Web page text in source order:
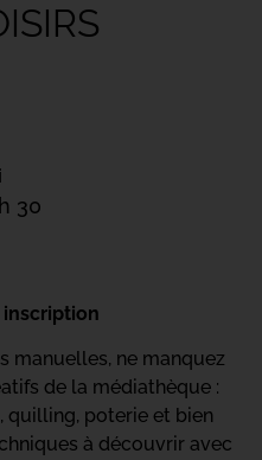
30
inscription
manuelles, ne manquez
de la médiathèque :
quilling, poterie et bien
à découvrir avec